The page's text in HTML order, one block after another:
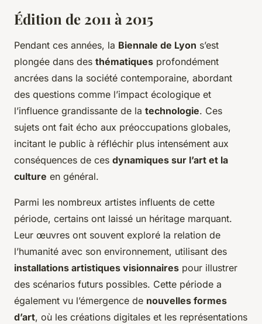
Édition de 2011 à 2015
Pendant ces années, la Biennale de Lyon s’est
plongée dans des thématiques profondément
ancrées dans la société contemporaine, abordant
des questions comme l’impact écologique et
l’influence grandissante de la technologie. Ces
sujets ont fait écho aux préoccupations globales,
incitant le public à réfléchir plus intensément aux
conséquences de ces dynamiques sur l’art et la
culture en général.
Parmi les nombreux artistes influents de cette
période, certains ont laissé un héritage marquant.
Leur œuvres ont souvent exploré la relation de
l’humanité avec son environnement, utilisant des
installations artistiques visionnaires pour illustrer
des scénarios futurs possibles. Cette période a
également vu l’émergence de nouvelles formes
d’art, où les créations digitales et les représentations